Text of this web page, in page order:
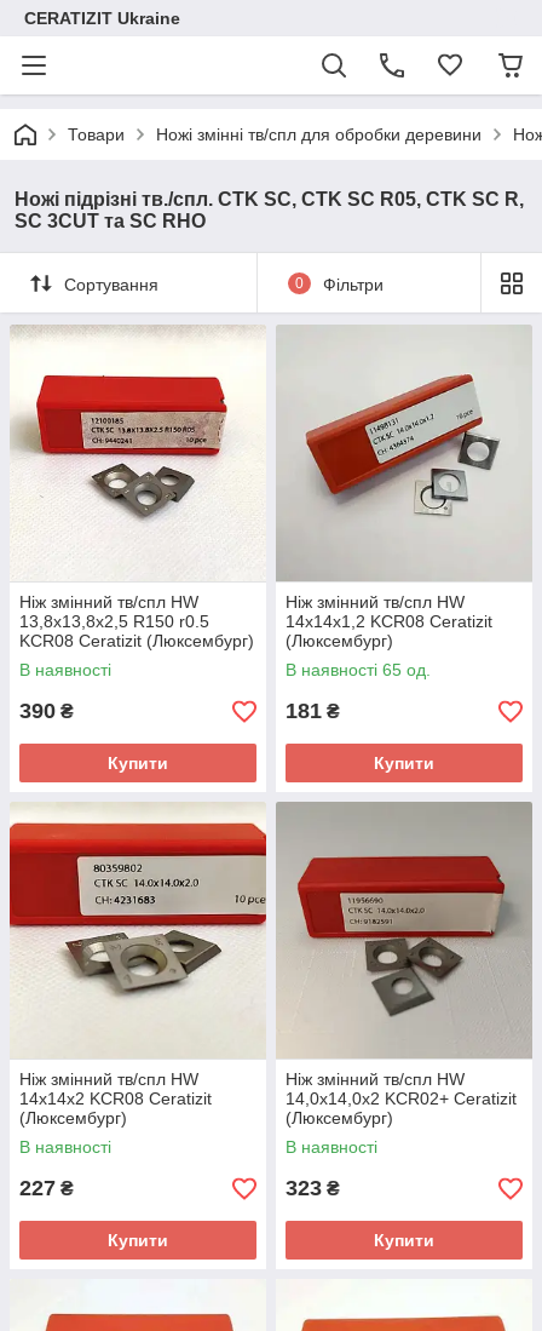
CERATIZIT Ukraine
Товари Ножі змінні тв/спл для обробки деревини
Ножі підрізні тв./спл. CTK SC, CTK SC R05, CTK SC R,
SC 3CUT та SC RHO
Сортування 0 Фільтри
Ніж змінний тв/спл HW
13,8х13,8х2,5 R150 r0.5
KCR08 Ceratizit (Люксембург)
В наявності
390 ₴
Купити
Ніж змінний тв/спл HW
14х14х1,2 KCR08 Ceratizit
(Люксембург)
В наявності 65 од.
181 ₴
Купити
Ніж змінний тв/спл HW
14х14х2 KCR08 Ceratizit
(Люксембург)
В наявності
227 ₴
Купити
Ніж змінний тв/спл HW
14,0х14,0х2 KCR02+ Ceratizit
(Люксембург)
В наявності
323 ₴
Купити